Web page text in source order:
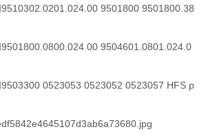
9510302.0201.024.00 9501800 9501800.38
9501800.0800.024.00 9504601.0801.024.0
9503300 0523053 0523052 0523057 HFS p